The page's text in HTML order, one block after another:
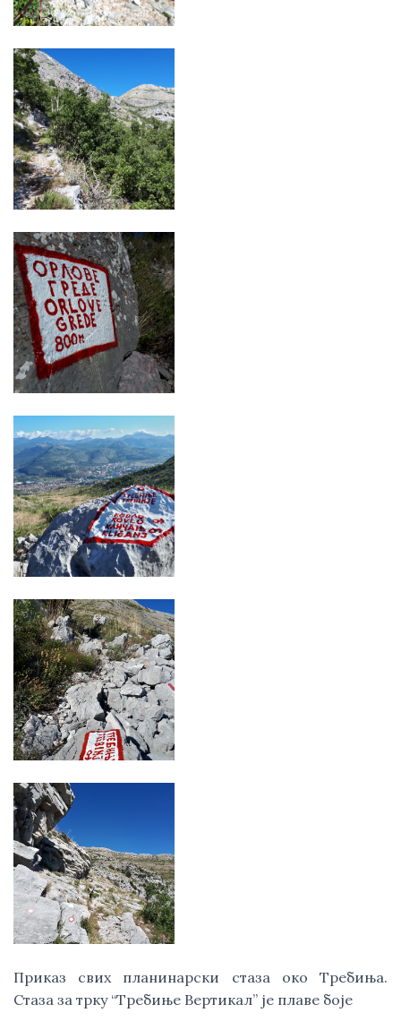
Приказ свих планинарски стаза око Требиња.
Стаза за трку “Требиње Вертикал” је плаве боје